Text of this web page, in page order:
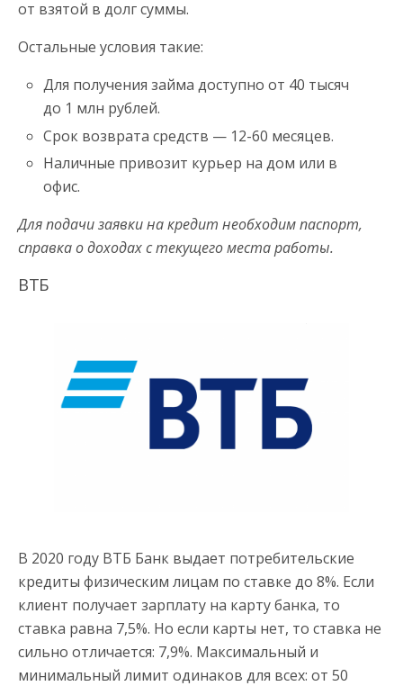
от взятой в долг суммы.
Остальные условия такие:
Для получения займа доступно от 40 тысяч
до 1 млн рублей.
Срок возврата средств — 12-60 месяцев.
Наличные привозит курьер на дом или в
офис.
Для подачи заявки на кредит необходим паспорт,
справка о доходах с текущего места работы.
ВТБ
В 2020 году ВТБ Банк выдает потребительские
кредиты физическим лицам по ставке до 8%. Если
клиент получает зарплату на карту банка, то
ставка равна 7,5%. Но если карты нет, то ставка не
сильно отличается: 7,9%. Максимальный и
минимальный лимит одинаков для всех: от 50